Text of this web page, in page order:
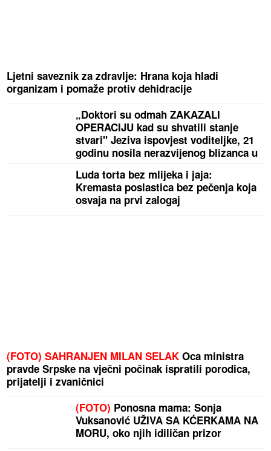
Ljetni saveznik za zdravlje: Hrana koja hladi
organizam i pomaže protiv dehidracije
„Doktori su odmah ZAKAZALI
OPERACIJU kad su shvatili stanje
stvari" Jeziva ispovjest voditeljke, 21
godinu nosila nerazvijenog blizanca u
Luda torta bez mlijeka i jaja:
Kremasta poslastica bez pečenja koja
osvaja na prvi zalogaj
(FOTO) SAHRANJEN MILAN SELAK Oca ministra
pravde Srpske na vječni počinak ispratili porodica,
prijatelji i zvaničnici
(FOTO) Ponosna mama: Sonja
Vuksanović UŽIVA SA KĆERKAMA NA
MORU, oko njih idiličan prizor